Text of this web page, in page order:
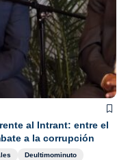
al Intrant: entre el
a la corrupción
Deultimominuto